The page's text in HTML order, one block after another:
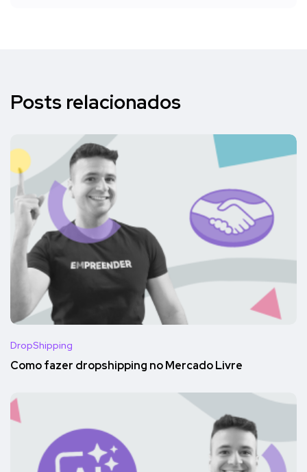
Posts relacionados
DropShipping
Como fazer dropshipping no Mercado Livre